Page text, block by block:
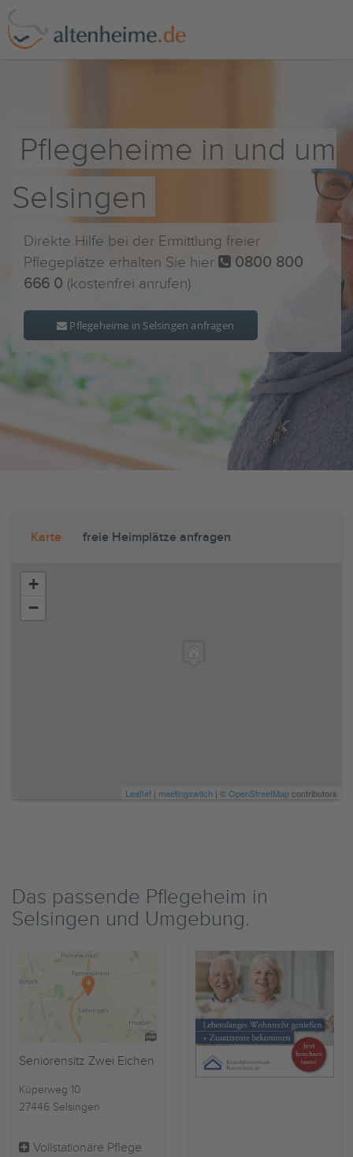
Pflegeheime in und um
Selsingen
Direkte Hilfe bei der Ermittlung freier
Pflegeplätze erhalten Sie hier
0800 800
666 0 (kostenfrei anrufen)
Pflegeheime in Selsingen anfragen
Karte freie Heimplätze anfragen
+
−
Leaflet | meetingswitch | ©OpenStreetMapcontributors
Das passende Pflegeheim in
Selsingen und Umgebung.
Seniorensitz Zwei Eichen
Küperweg 10
27446 Selsingen
Vollstationäre Pflege